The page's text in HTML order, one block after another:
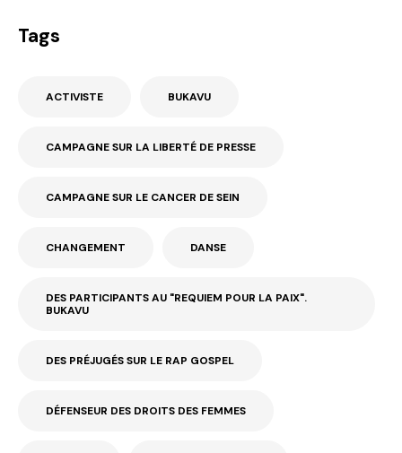
Tags
ACTIVISTE BUKAVU
CAMPAGNE SUR LA LIBERTÉ DE PRESSE
CAMPAGNE SUR LE CANCER DE SEIN
CHANGEMENT DANSE
DES PARTICIPANTS AU "REQUIEM POUR LA PAIX".
BUKAVU
DES PRÉJUGÉS SUR LE RAP GOSPEL
DÉFENSEUR DES DROITS DES FEMMES